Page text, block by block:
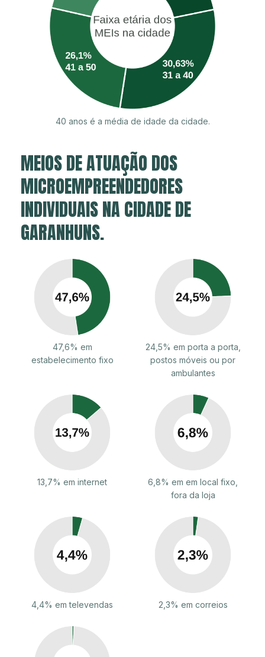
40 anos é a média de idade da cidade.
MEIOS DE ATUAÇÃO DOS
MICROEMPREENDEDORES
INDIVIDUAIS NA CIDADE DE
GARANHUNS.
47,6% em
estabelecimento fixo
24,5% em porta a porta,
postos móveis ou por
ambulantes
13,7% em internet
6,8% em em local fixo,
fora da loja
4,4% em televendas 2,3% em correios